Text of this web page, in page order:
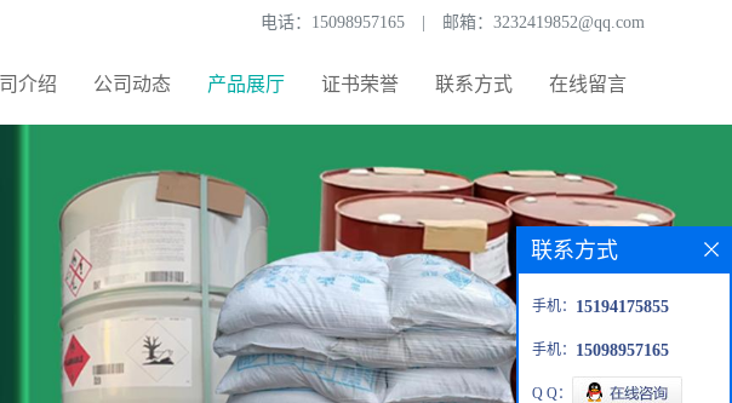
电话： 15098957165 邮箱： 3232419852@qq.com
介绍 公司动态 产品展厅 证书荣誉 联系方式 在线留言
联系方式
手机： 15194175855
手机： 15098957165
Q Q：